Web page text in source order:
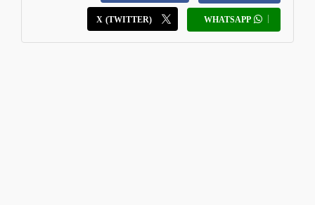
WHATSAPP
X (TWITTER)